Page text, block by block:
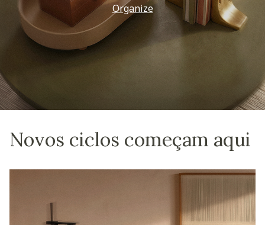
Organize
Novos ciclos começam aqui